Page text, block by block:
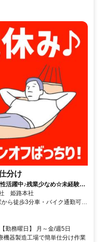
分け
活躍中♪残業少なめ☆未経験歓
姫路本社
ら徒歩3分車・バイク通勤可
勤務曜日】 月～金/週5日
機器製造工場で簡単仕分け作業